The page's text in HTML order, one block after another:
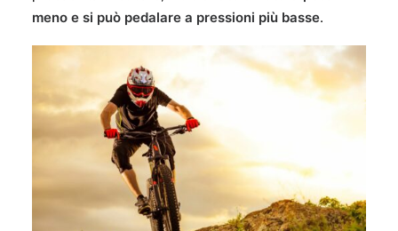
meno e si può pedalare a pressioni più basse.